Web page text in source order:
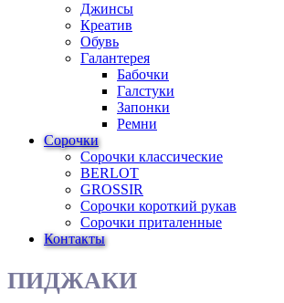
Джинсы
Креатив
Обувь
Галантерея
Бабочки
Галстуки
Запонки
Ремни
Сорочки
Сорочки классические
BERLOT
GROSSIR
Сорочки короткий рукав
Сорочки приталенные
Контакты
ПИДЖАКИ